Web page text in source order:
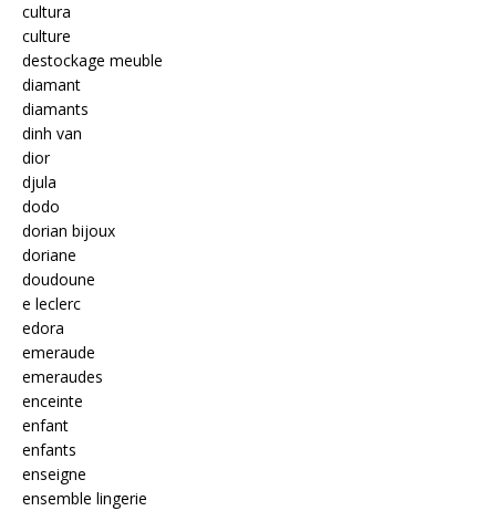
cultura
culture
destockage meuble
diamant
diamants
dinh van
dior
djula
dodo
dorian bijoux
doriane
doudoune
e leclerc
edora
emeraude
emeraudes
enceinte
enfant
enfants
enseigne
ensemble lingerie